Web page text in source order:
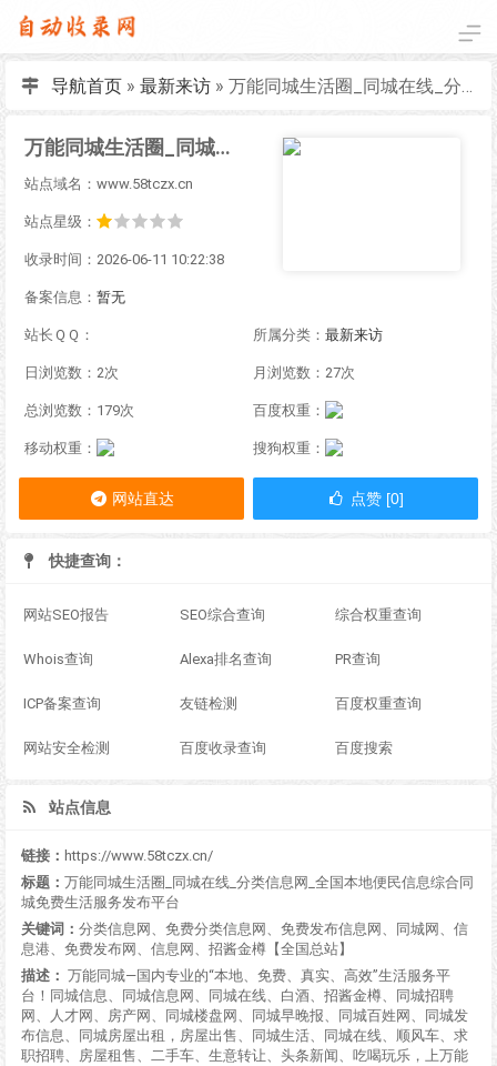
导航首页» 最新来访» 万能同城生活圈_同城在线_分类信息网_全国本地便民信息综合同城免费生活服务发布平台
万能同城生活圈_同城在线_分类信息网_全国本地便民信息综合同城免费生活服务发布平台
站点域名：www.58tczx.cn
站点星级：
收录时间：2026-06-11 10:22:38
备案信息： 暂无
站长ＱＱ： 所属分类： 最新来访
日浏览数：2次 月浏览数：27次
总浏览数：179次 百度权重：
移动权重： 搜狗权重：
网站直达 点赞 [0]
快捷查询：
网站SEO报告 SEO综合查询 综合权重查询
Whois查询 Alexa排名查询 PR查询
ICP备案查询 友链检测 百度权重查询
网站安全检测 百度收录查询 百度搜索
站点信息
链接： https://www.58tczx.cn/
标题： 万能同城生活圈_同城在线_分类信息网_全国本地便民信息综合同
城免费生活服务发布平台
关键词： 分类信息网、免费分类信息网、免费发布信息网、同城网、信
息港、免费发布网、信息网、招酱金樽【全国总站】
描述： 万能同城—国内专业的“本地、免费、真实、高效”生活服务平
台！同城信息、同城信息网、同城在线、白酒、招酱金樽、同城招聘
网、人才网、房产网、同城楼盘网、同城早晚报、同城百姓网、同城发
布信息、同城房屋出租，房屋出售、同城生活、同城在线、顺风车、求
职招聘、房屋租售、二手车、生意转让、头条新闻、吃喝玩乐，上万能